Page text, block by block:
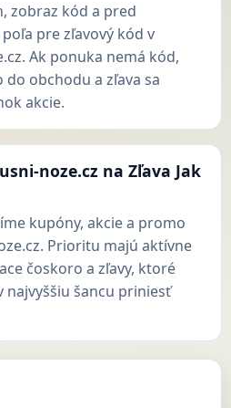
zobraz kód a pred
pre zľavový kód v
Ak ponuka nemá kód,
obchodu a zľava sa
akcie.
noze.cz na Zľava Jak
kupóny, akcie a promo
Prioritu majú aktívne
čoskoro a zľavy, ktoré
najvyššiu šancu priniesť